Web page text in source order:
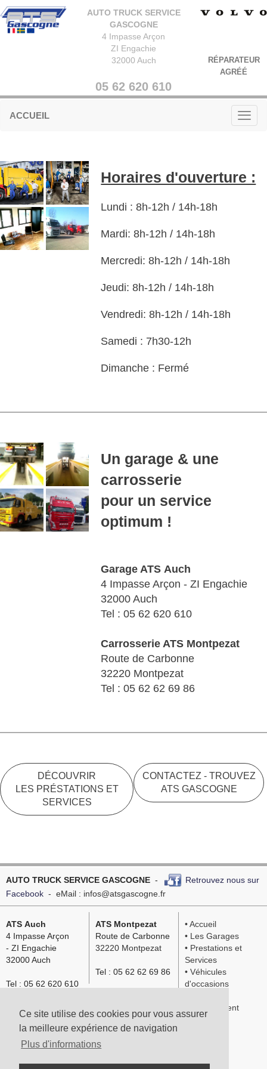
Ce site utilise des cookies pour vous assurer
la meilleure expérience de navigation
Plus d'informations
AUTO TRUCK SERVICE
GASCOGNE
4 Impasse Arçon
ZI Engachie
32000 Auch
05 62 620 610
RÉPARATEUR
AGRÉÉ
ACCUEIL
Horaires d'ouverture :
Lundi : 8h-12h / 14h-18h
Mardi: 8h-12h / 14h-18h
Mercredi: 8h-12h / 14h-18h
Jeudi: 8h-12h / 14h-18h
Vendredi: 8h-12h / 14h-18h
Samedi : 7h30-12h
Dimanche : Fermé
Un garage & une
carrosserie
pour un service
optimum !
Garage ATS Auch
4 Impasse Arçon - ZI Engachie
32000 Auch
Tel : 05 62 620 610
Carrosserie ATS Montpezat
Route de Carbonne
32220 Montpezat
Tel : 05 62 62 69 86
DÉCOUVRIR
LES PRÉSTATIONS ET
SERVICES
CONTACTEZ - TROUVEZ
ATS GASCOGNE
AUTO TRUCK SERVICE GASCOGNE -
Retrouvez nous sur
Facebook - eMail : infos@atsgascogne.fr
ATS Auch
4 Impasse Arçon
- ZI Engachie
32000 Auch
Tel : 05 62 620 610
ATS Montpezat
Route de Carbonne
32220 Montpezat
Tel : 05 62 62 69 86
• Accueil
• Les Garages
• Prestations et
Services
• Véhicules
d'occasions
• Recrutement
• Contact
Mentions légales et Conditions d'utilisation